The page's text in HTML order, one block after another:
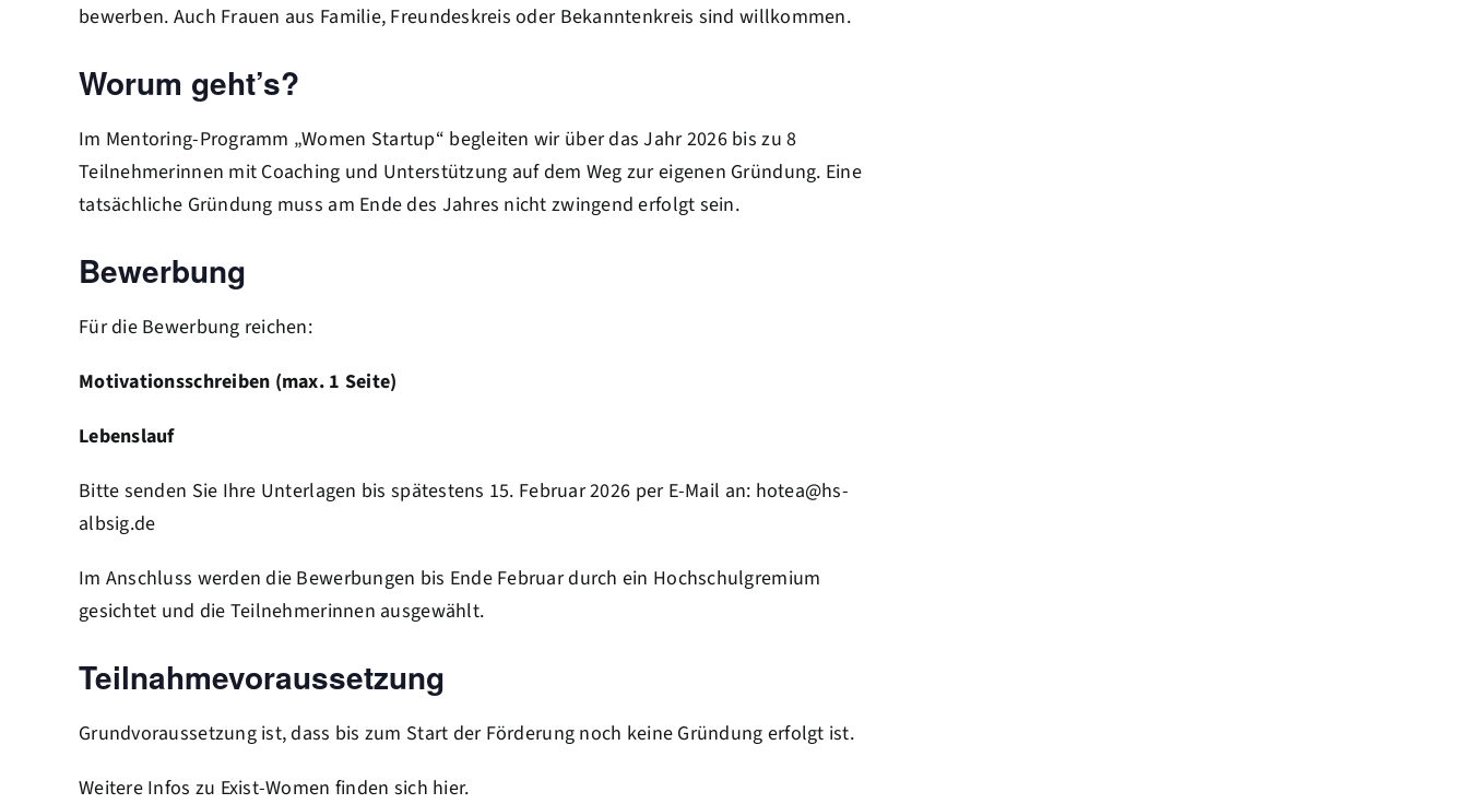
bewerben. Auch Frauen aus Familie, Freundeskreis oder Bekanntenkreis sind willkommen.
Worum geht’s?
Im Mentoring-Programm „Women Startup“ begleiten wir über das Jahr 2026 bis zu 8
Teilnehmerinnen mit Coaching und Unterstützung auf dem Weg zur eigenen Gründung. Eine
tatsächliche Gründung muss am Ende des Jahres nicht zwingend erfolgt sein.
Bewerbung
Für die Bewerbung reichen:
Motivationsschreiben (max. 1 Seite)
Lebenslauf
Bitte senden Sie Ihre Unterlagen bis spätestens 15. Februar 2026 per E-Mail an: hotea@hs-
albsig.de
Im Anschluss werden die Bewerbungen bis Ende Februar durch ein Hochschulgremium
gesichtet und die Teilnehmerinnen ausgewählt.
Teilnahmevoraussetzung
Grundvoraussetzung ist, dass bis zum Start der Förderung noch keine Gründung erfolgt ist.
Weitere Infos zu Exist-Women finden sich hier.